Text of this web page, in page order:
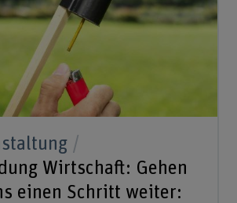
Wirtschaft: Gehen
einen Schritt weiter: